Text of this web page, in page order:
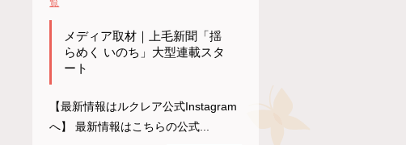
覧
メディア取材｜上毛新聞「揺
らめく いのち」大型連載スタ
ート
【最新情報はルクレア公式Instagram
へ】 最新情報はこちらの公式...